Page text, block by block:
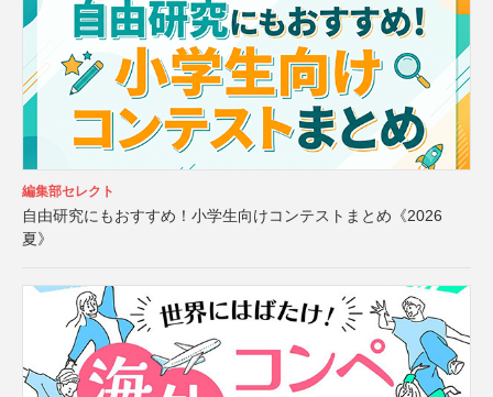
編集部セレクト
自由研究にもおすすめ！小学生向けコンテストまとめ《2026
夏》